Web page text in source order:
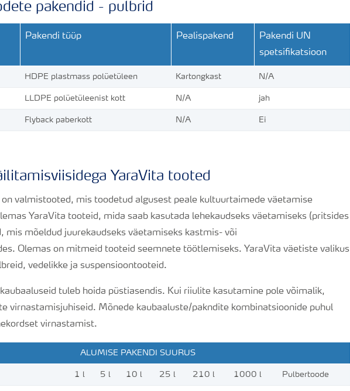
pakendid - pulbrid
Pakendi tüüp Pealispakend
Pakendi UN
spetsifikatsioon
HDPE plastmass polüetüleen Kartongkast N/A
LLDPE polüetüleenist kott N/A jah
Flyback paberkott N/A Ei
YaraVita tooted
on valmistooted, mis toodetud algusest peale kultuurtaimede väetamise
YaraVita tooteid, mida saab kasutada lehekaudseks väetamiseks (pritsides
mis mõeldud juurekaudseks väetamiseks kastmis- või
Olemas on mitmeid tooteid seemnete töötlemiseks. YaraVita väetiste valikus
vedelikke ja suspensioontooteid.
tuleb hoida püstiasendis. Kui riiulite kasutamine pole võimalik,
virnastamisjuhiseid. Mõnede kaubaaluste/pakndite kombinatsioonide puhul
virnastamist.
ALUMISE PAKENDI SUURUS
1 l 5 l 10 l 25 l 210 l 1000 l Pulbertoode